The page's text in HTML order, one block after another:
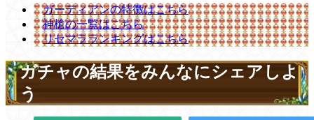
ガーディアンの特徴はこちら
神槍の一覧はこちら
リセマラランキングはこちら
ガチャの結果をみんなにシェアしよ
う